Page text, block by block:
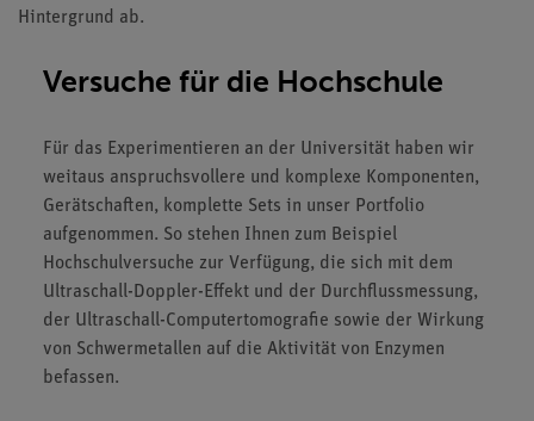
Hintergrund ab.
Versuche für die Hochschule
Für das Experimentieren an der Universität haben wir
weitaus anspruchsvollere und komplexe Komponenten,
Gerätschaften, komplette Sets in unser Portfolio
aufgenommen. So stehen Ihnen zum Beispiel
Hochschulversuche zur Verfügung, die sich mit dem
Ultraschall-Doppler-Effekt und der Durchflussmessung,
der Ultraschall-Computertomografie sowie der Wirkung
von Schwermetallen auf die Aktivität von Enzymen
befassen.